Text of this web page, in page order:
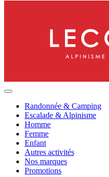
Randonnée & Camping
Escalade & Alpinisme
Homme
Femme
Enfant
Autres activités
Nos marques
Promotions